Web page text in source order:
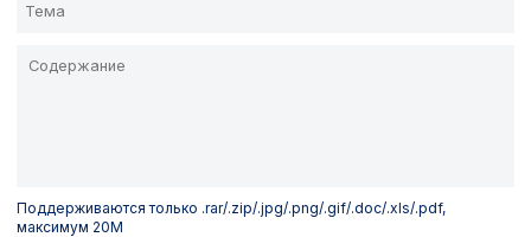
Поддерживаются только .rar/.zip/.jpg/.png/.gif/.doc/.xls/.pdf,
максимум 20M